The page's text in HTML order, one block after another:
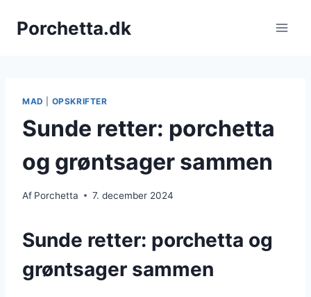
Porchetta.dk
MAD OPSKRIFTER
Sunde retter: porchetta
og grøntsager sammen
Af Porchetta 7. december 2024
Sunde retter: porchetta og
grøntsager sammen